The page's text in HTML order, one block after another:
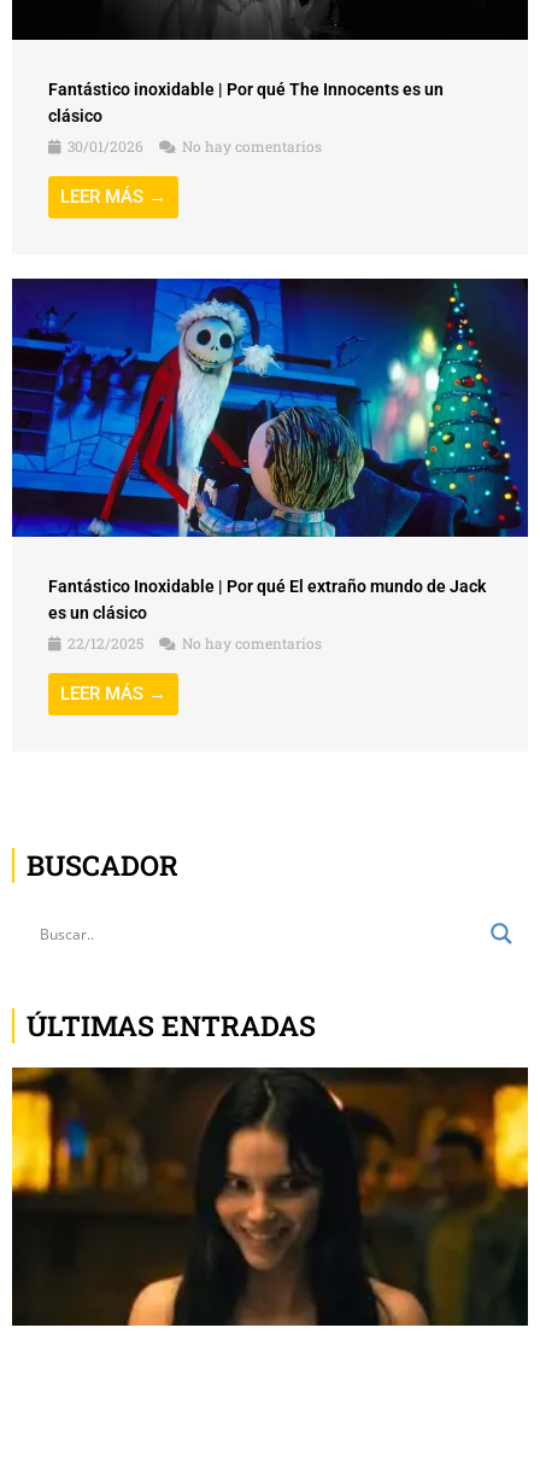
Fantástico inoxidable | Por qué The Innocents es un
clásico
30/01/2026
No hay comentarios
LEER MÁS →
Fantástico Inoxidable | Por qué El extraño mundo de Jack
es un clásico
22/12/2025
No hay comentarios
LEER MÁS →
BUSCADOR
ÚLTIMAS ENTRADAS